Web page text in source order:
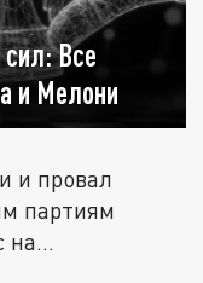
Все
и Мелони
и провал
партиям
на...